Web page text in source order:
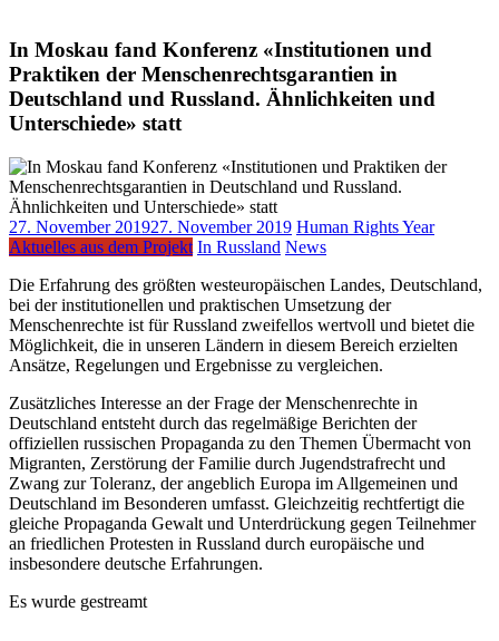
In Moskau fand Konferenz «Institutionen und
Praktiken der Menschenrechtsgarantien in
Deutschland und Russland. Ähnlichkeiten und
Unterschiede» statt
27. November 201927. November 2019 Human Rights Year
Aktuelles aus dem Projekt In Russland News
Die Erfahrung des größten westeuropäischen Landes, Deutschland,
bei der institutionellen und praktischen Umsetzung der
Menschenrechte ist für Russland zweifellos wertvoll und bietet die
Möglichkeit, die in unseren Ländern in diesem Bereich erzielten
Ansätze, Regelungen und Ergebnisse zu vergleichen.
Zusätzliches Interesse an der Frage der Menschenrechte in
Deutschland entsteht durch das regelmäßige Berichten der
offiziellen russischen Propaganda zu den Themen Übermacht von
Migranten, Zerstörung der Familie durch Jugendstrafrecht und
Zwang zur Toleranz, der angeblich Europa im Allgemeinen und
Deutschland im Besonderen umfasst. Gleichzeitig rechtfertigt die
gleiche Propaganda Gewalt und Unterdrückung gegen Teilnehmer
an friedlichen Protesten in Russland durch europäische und
insbesondere deutsche Erfahrungen.
Es wurde gestreamt